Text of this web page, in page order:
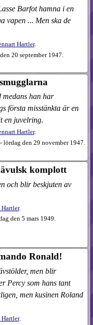
Barfot hamna i en
vapen ... Men ska de
Hartler.
20 september 1947.
han har
första misstänkta är en
en juvelring.
Hartler.
lördag den 29 november 1947.
komplott
och blir beskjuten av
Hartler.
den 5 mars 1949.
Ronald!
men blir
Percy som hans tant
men kusinen Roland
Hartler.